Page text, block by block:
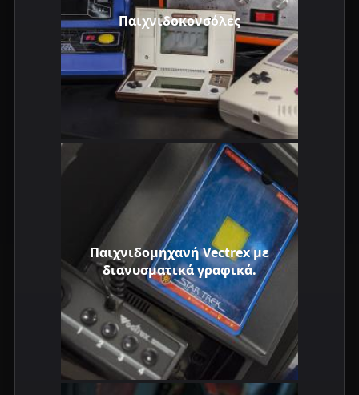
Παιχνιδοκονσόλες
Παιχνιδομηχανή Vectrex με
διανυσματικά γραφικά.